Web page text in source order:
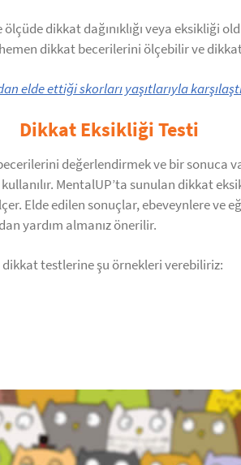
dikkat dağınıklığı veya
dikkat becerilerini ölçebilir ve
elde ettiği skorları yaşıtlarıyla
Dikkat Eksikliği Testi
değerlendirmek ve bir sonuca
MentalUP’ta sunulan dikkat
Elde edilen sonuçlar, ebeveynlere ve
yardım almanız önerilir.
testlerine şu örnekleri verebiliriz: